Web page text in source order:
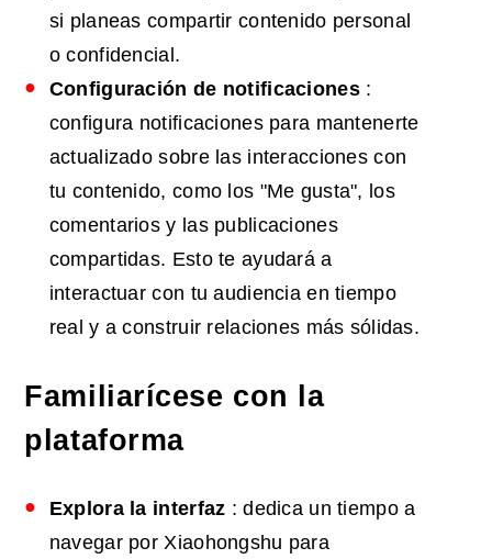
si planeas compartir contenido personal
o confidencial.
Configuración de notificaciones:
configura notificaciones para mantenerte
actualizado sobre las interacciones con
tu contenido, como los "Me gusta", los
comentarios y las publicaciones
compartidas. Esto te ayudará a
interactuar con tu audiencia en tiempo
real y a construir relaciones más sólidas.
Familiarícese con la
plataforma
Explora la interfaz : dedica un tiempo a
navegar por Xiaohongshu para